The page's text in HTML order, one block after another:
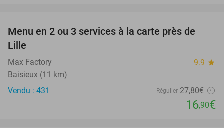
39%
Menu en 2 ou 3 services à la carte près de
Lille
Max Factory 9.9 star
Baisieux (11 km)
Vendu : 431
Régulier 27,80€
16,90€